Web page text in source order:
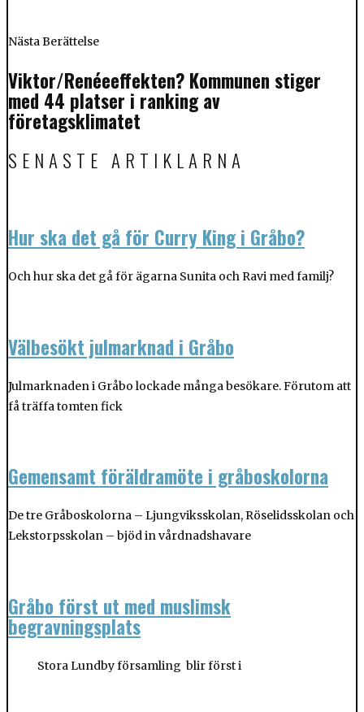
Nästa Berättelse
Viktor/Renéeeffekten? Kommunen stiger
med 44 platser i ranking av
företagsklimatet
SENASTE ARTIKLARNA
Hur ska det gå för Curry King i Gråbo?
Och hur ska det gå för ägarna Sunita och Ravi med familj?
Välbesökt julmarknad i Gråbo
Julmarknaden i Gråbo lockade många besökare. Förutom att
få träffa tomten fick
Gemensamt föräldramöte i gråboskolorna
De tre Gråboskolorna – Ljungviksskolan, Röselidsskolan och
Lekstorpsskolan – bjöd in vårdnadshavare
Gråbo först ut med muslimsk
begravningsplats
Stora Lundby församling blir först i